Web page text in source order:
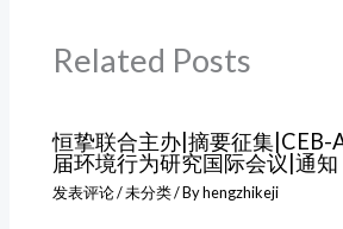
Related Posts
恒挚联合主办|摘要征集|CEB-
届环境行为研究国际会议|通知
发表评论/未分类/ Byhengzhikeji